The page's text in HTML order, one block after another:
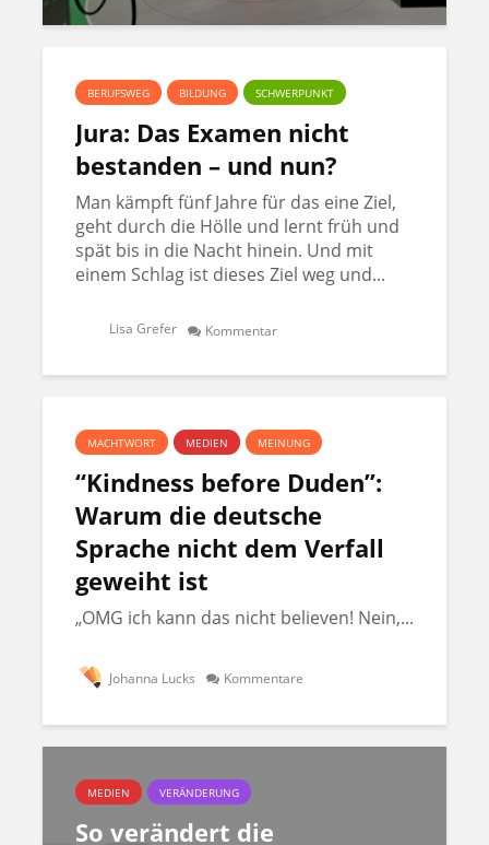
BERUFSWEG BILDUNG SCHWERPUNKT
Jura: Das Examen nicht
bestanden – und nun?
Man kämpft fünf Jahre für das eine Ziel,
geht durch die Hölle und lernt früh und
spät bis in die Nacht hinein. Und mit
einem Schlag ist dieses Ziel weg und...
Lisa Grefer Kommentar
MACHTWORT MEDIEN MEINUNG
“Kindness before Duden”:
Warum die deutsche
Sprache nicht dem Verfall
geweiht ist
„OMG ich kann das nicht believen! Nein,...
Johanna Lucks Kommentare
MEDIEN VERÄNDERUNG
So verändert die